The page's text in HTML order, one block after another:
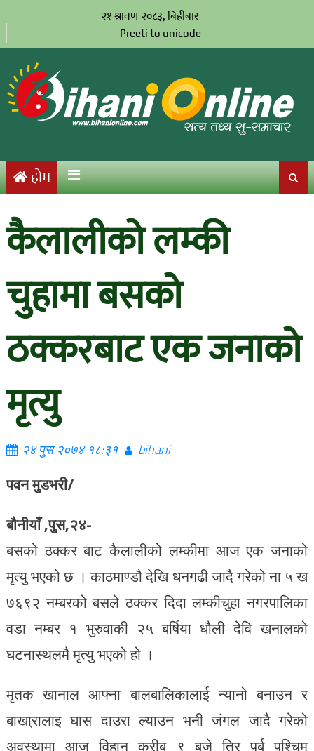
२१ श्रावण २०८३, बिहीबार
Preeti to unicode
होम
कैलालीको लम्की
चुहामा बसको
ठक्करबाट एक जनाको
मृत्यु
२४ पुस २०७४ १८:३१ bihani
पवन मुडभरी/
बौनीयाँ ,पुस,२४-
बसको ठक्कर बाट कैलालीको लम्कीमा आज एक जनाको
मृत्यु भएको छ । काठमाण्डौ देखि धनगढी जादै गरेको ना ५ ख
७६९२ नम्बरको बसले ठक्कर दिदा लम्कीचुहा नगरपालिका
वडा नम्बर १ भुरुवाकी २५ बर्षिया धौली देवि खनालको
घटनास्थलमै मृत्यु भएको हो ।
मृतक खानाल आफ्ना बालबालिकालाई न्यानो बनाउन र
बाखा्रालाइ घास दाउरा ल्याउन भनी जंगल जादै गरेको
अवस्थामा आज विहान करीब ९ बजे तिर पुर्ब पश्चिम